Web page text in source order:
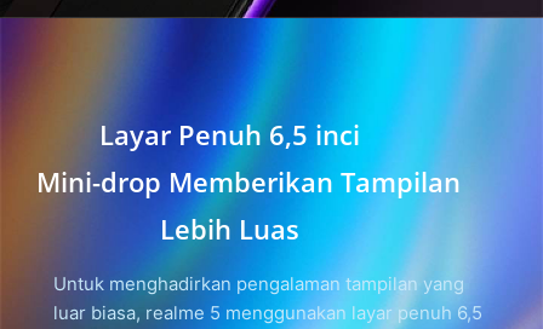
Layar Penuh 6,5 inci
Mini-drop Memberikan Tampilan
Lebih Luas
Untuk menghadirkan pengalaman tampilan yang
luar biasa, realme 5 menggunakan layar penuh 6,5